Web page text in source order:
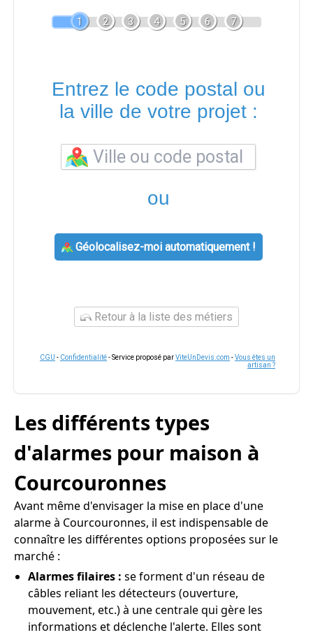
1 2 3 4 5 6 7
Entrez le code postal ou
la ville de votre projet :
ou
Géolocalisez-moi automatiquement !
Retour à la liste des métiers
CGU - Confidentialité- Service proposé parViteUnDevis.com -Vous êtes un
artisan ?
Les différents types
d'alarmes pour maison à
Courcouronnes
Avant même d'envisager la mise en place d'une
alarme à Courcouronnes, il est indispensable de
connaître les différentes options proposées sur le
marché :
Alarmes filaires : se forment d'un réseau de
câbles reliant les détecteurs (ouverture,
mouvement, etc.) à une centrale qui gère les
informations et déclenche l'alerte. Elles sont